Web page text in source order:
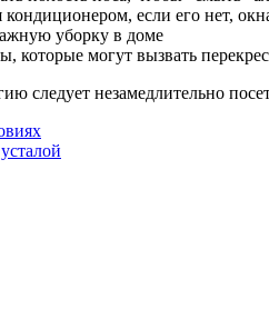
кондиционером, если его нет,
уборку в доме
которые могут вызвать
следует незамедлительно